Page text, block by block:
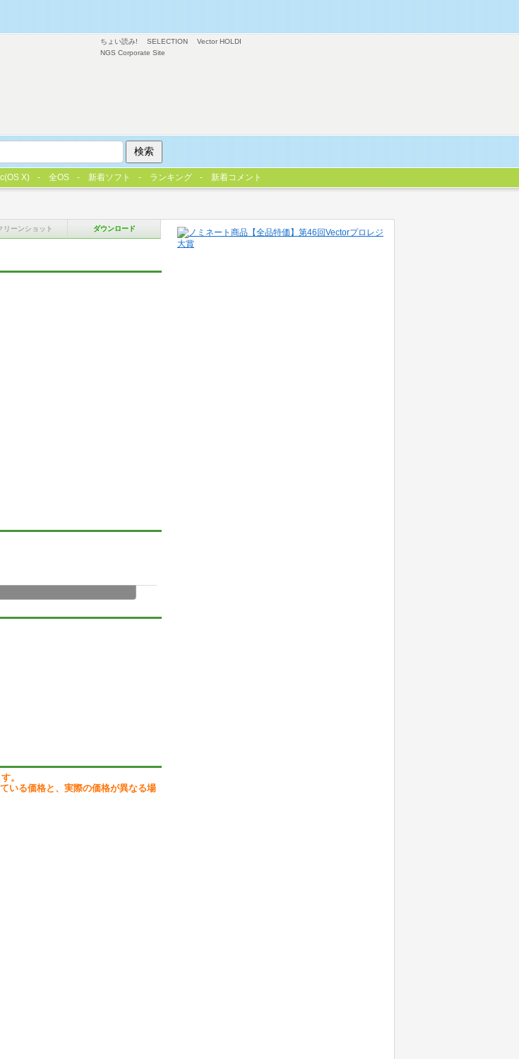
リーンショット ダウンロード
すけどかといって積んでた危険物が回
ましたが大気中であんまり積みすぎる
。
いる価格と、実際の価格が異なる場
ちょい読み! SELECTION
Vector HOLDI
NGS Corporate Site
X) 全OS 新着ソフト ランキング 新着コメント